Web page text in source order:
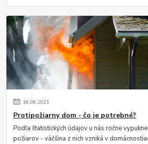
18.08.2021
Protipožiarny dom - čo je potrebné?
Podľa štatistických údajov u nás ročne
požiarov - väčšina z nich vzniká v